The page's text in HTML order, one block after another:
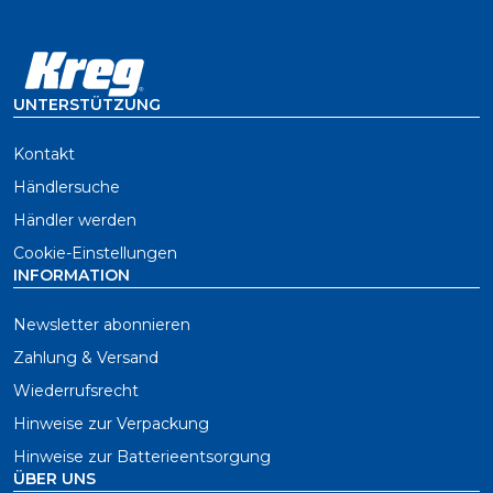
UNTERSTÜTZUNG
Kontakt
Händlersuche
Händler werden
Cookie-Einstellungen
INFORMATION
Newsletter abonnieren
Zahlung & Versand
Wiederrufsrecht
Hinweise zur Verpackung
Hinweise zur Batterieentsorgung
ÜBER UNS